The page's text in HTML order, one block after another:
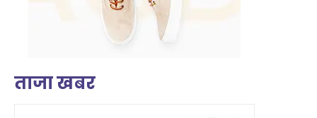
ताजा खबर